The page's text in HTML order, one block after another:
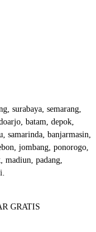
surabaya, semarang,
batam, depok,
samarinda, banjarmasin,
jombang, ponorogo,
madiun, padang,
GRATIS